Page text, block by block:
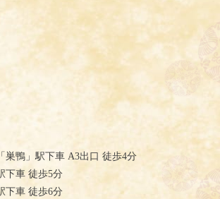
巣鴨」駅下車 A3出口 徒歩4分
下車 徒歩5分
下車 徒歩6分